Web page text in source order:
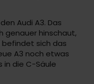
Audi A3. Das
genauer hinschaut,
befindet sich das
A3 noch etwas
in die C-Säule